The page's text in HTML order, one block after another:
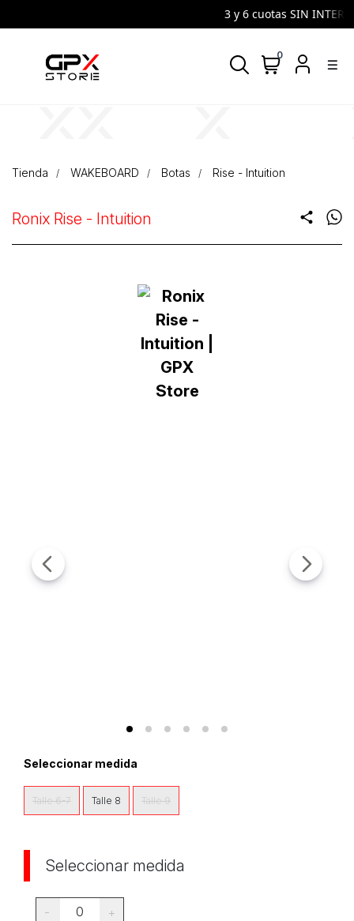
3 y 6 cuotas SIN
density_medium
0
Tienda WAKEBOARD Botas Rise - Intuition
Ronix Rise - Intuition share
Seleccionar medida
Talle 6-7 Talle 8 Talle 9
Seleccionar medida
- 0 +